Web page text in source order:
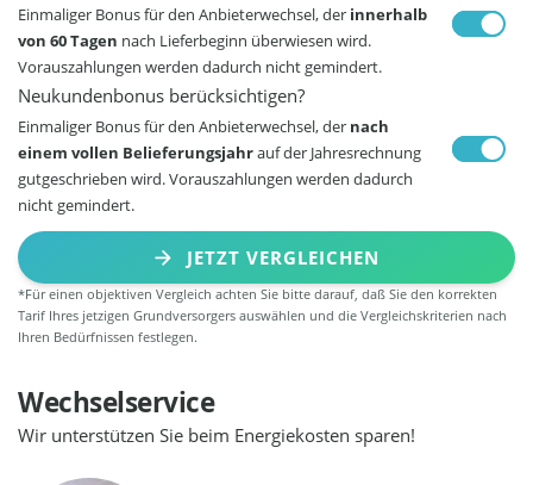
Einmaliger Bonus für den Anbieterwechsel, der innerhalb
von 60 Tagen nach Lieferbeginn überwiesen wird.
Vorauszahlungen werden dadurch nicht gemindert.
Neukundenbonus berücksichtigen?
Einmaliger Bonus für den Anbieterwechsel, der nach
einem vollen Belieferungsjahrauf der Jahresrechnung
gutgeschrieben wird. Vorauszahlungen werden dadurch
nicht gemindert.
JETZT VERGLEICHEN
*Für einen objektiven Vergleich achten Sie bitte darauf, daß Sie den korrekten
Tarif Ihres jetzigen Grundversorgers auswählen und die Vergleichskriterien nach
Ihren Bedürfnissen festlegen.
Wechselservice
Wir unterstützen Sie beim Energiekosten sparen!